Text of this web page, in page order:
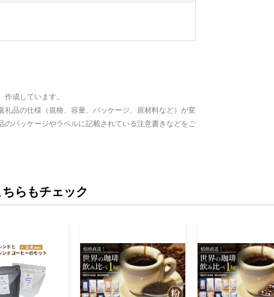
成しています。
品の仕様（規格、容量、パッケージ、原材料など）が変
パッケージやラベルに記載されている注意書きなどをご
らもチェック